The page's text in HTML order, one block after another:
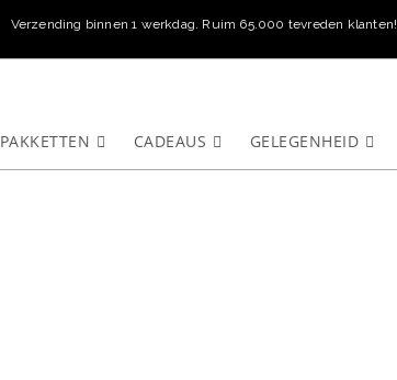
Verzending binnen 1 werkdag. Ruim 65.000 tevreden klanten!
PAKKETTEN CADEAUS GELEGENHEID